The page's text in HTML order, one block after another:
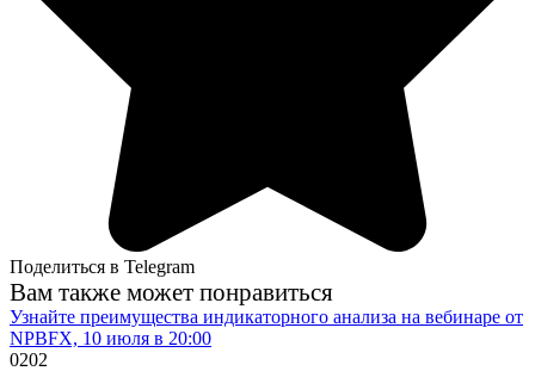
Поделиться в Telegram
Вам также может понравиться
Узнайте преимущества индикаторного анализа на вебинаре от
NPBFX, 10 июля в 20:00
0202